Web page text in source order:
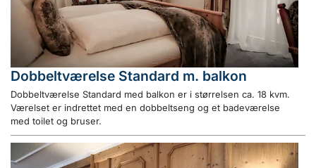
Dobbeltværelse Standard m. balkon
Dobbeltværelse Standard med balkon er i størrelsen ca. 18 kvm.
Værelset er indrettet med en dobbeltseng og et badeværelse
med toilet og bruser.